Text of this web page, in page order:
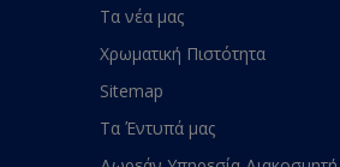
Τα νέα μας
Χρωματική Πιστότητα
Sitemap
Τα Έντυπά μας